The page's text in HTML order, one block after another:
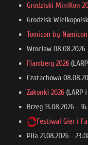
Grodziski MiniKon
Grodzisk
Tomicon by
Wrocław 08.08.2026
Flamberg 2026
Czatachowa
Zakonki 2026 (LARP i
Brzeg 13.08.2026 -
Festiwal Gier i
Piła 21.08.2026 -